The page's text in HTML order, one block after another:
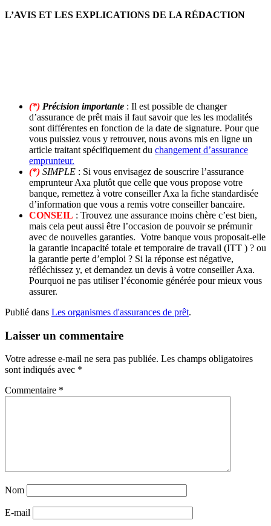
L’AVIS ET LES EXPLICATIONS DE LA RÉDACTION
(*) Précision importante : Il est possible de changer
d’assurance de prêt mais il faut savoir que les les modalités
sont différentes en fonction de la date de signature. Pour que
vous puissiez vous y retrouver, nous avons mis en ligne un
article traitant spécifiquement du changement d’assurance
emprunteur.
(*) SIMPLE : Si vous envisagez de souscrire l’assurance
emprunteur Axa plutôt que celle que vous propose votre
banque, remettez à votre conseiller Axa la fiche standardisée
d’information que vous a remis votre conseiller bancaire.
CONSEIL : Trouvez une assurance moins chère c’est bien,
mais cela peut aussi être l’occasion de pouvoir se prémunir
avec de nouvelles garanties. Votre banque vous proposait-elle
la garantie incapacité totale et temporaire de travail (ITT ) ? ou
la garantie perte d’emploi ? Si la réponse est négative,
réfléchissez y, et demandez un devis à votre conseiller Axa.
Pourquoi ne pas utiliser l’économie générée pour mieux vous
assurer.
Publié dans Les organismes d'assurances de prêt.
Laisser un commentaire
Votre adresse e-mail ne sera pas publiée. Les champs obligatoires
sont indiqués avec *
Commentaire *
Nom
E-mail